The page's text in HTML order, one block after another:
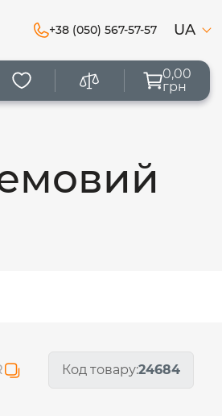
+38 (050) 567-57-57 UA
0,00
грн
Код товару:24684